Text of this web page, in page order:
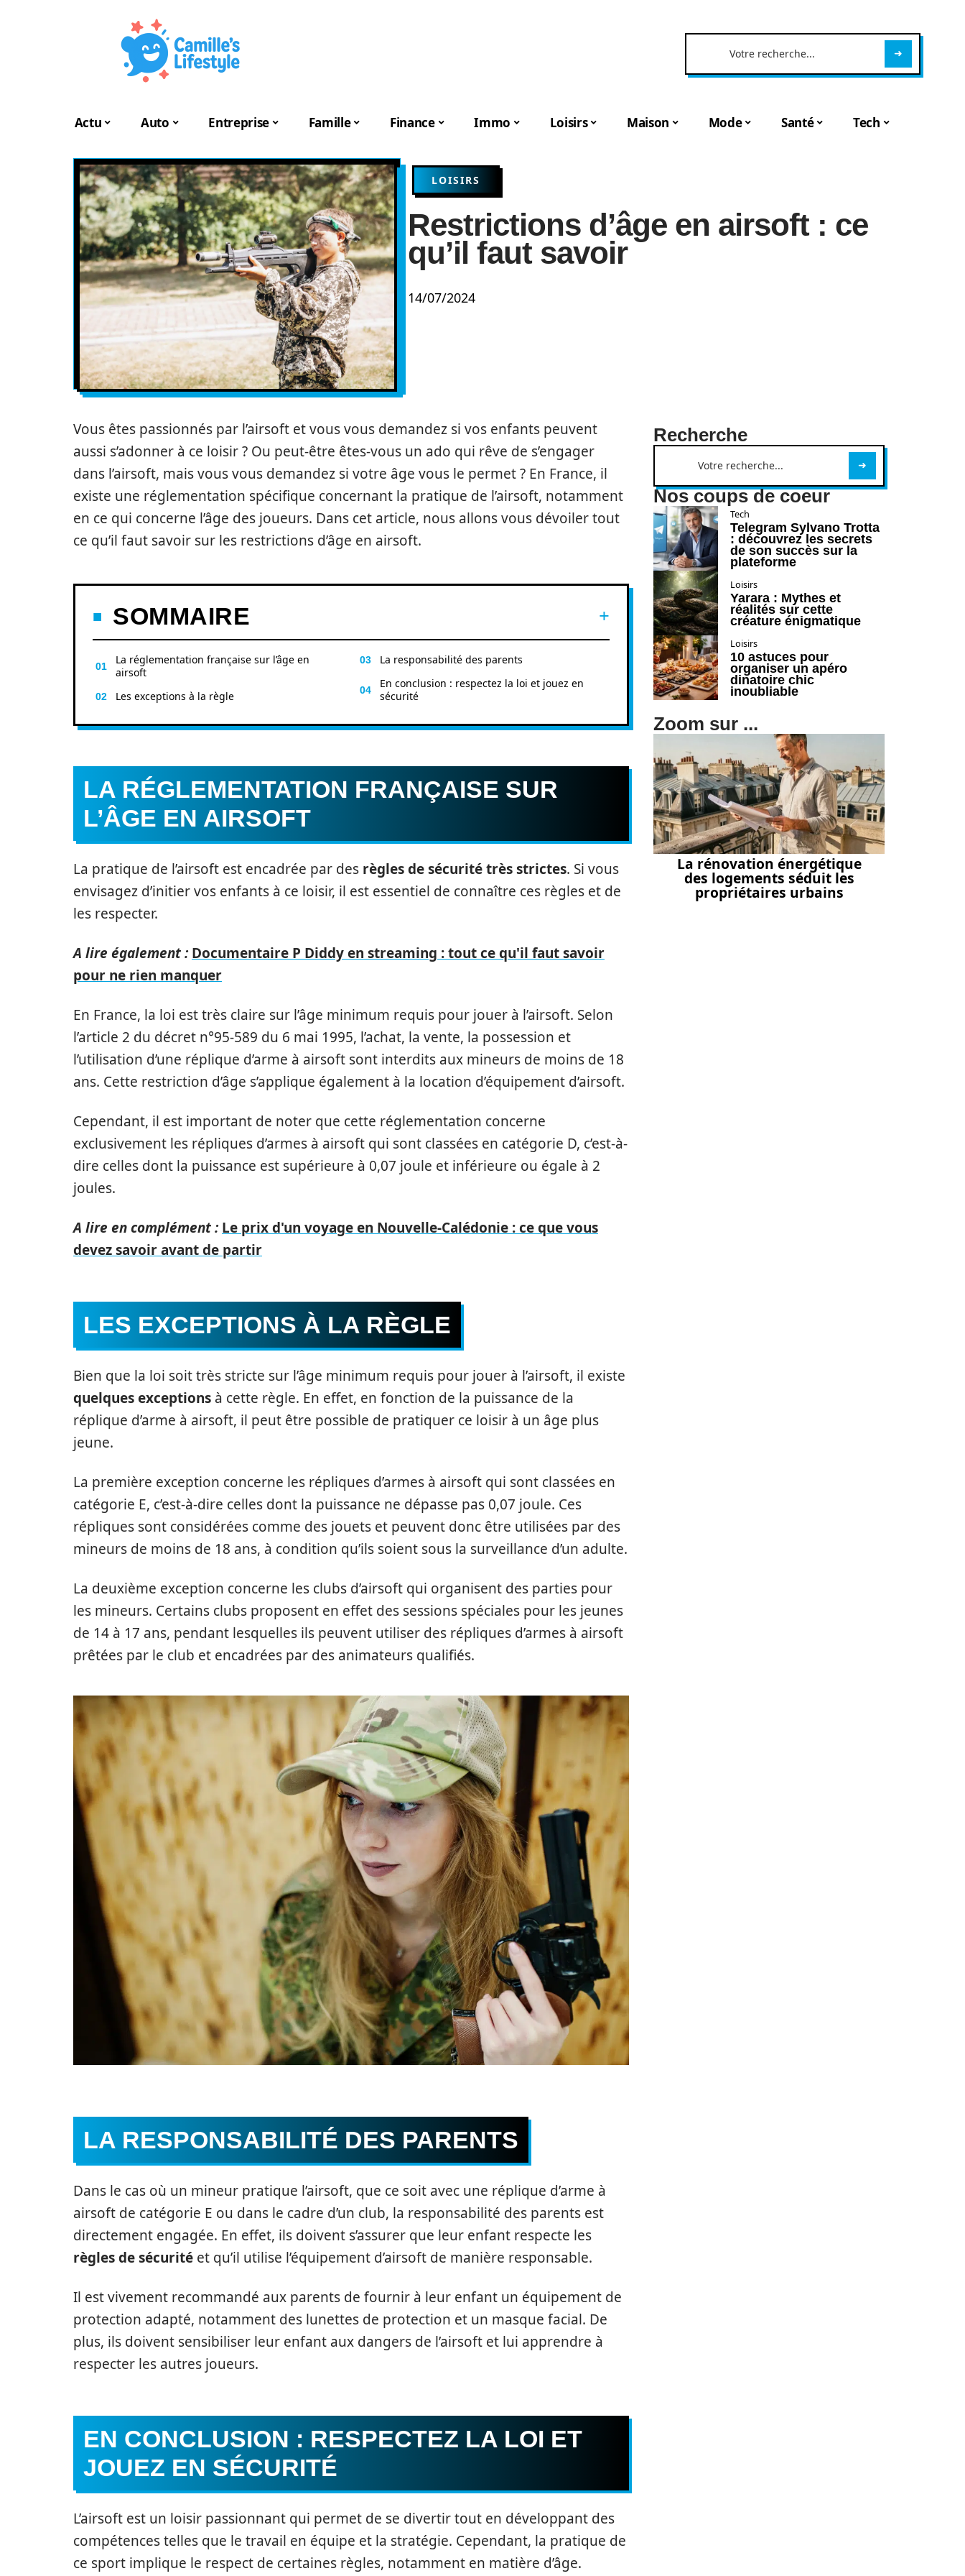
Actu Auto Entreprise Famille Finance Immo Loisirs Maison Mode Santé Tech
LOISIRS
Restrictions d’âge en airsoft : ce
qu’il faut savoir
14/07/2024
Vous êtes passionnés par l’airsoft et vous vous demandez si vos enfants peuvent
aussi s’adonner à ce loisir ? Ou peut-être êtes-vous un ado qui rêve de s’engager
dans l’airsoft, mais vous vous demandez si votre âge vous le permet ? En France, il
existe une réglementation spécifique concernant la pratique de l’airsoft, notamment
en ce qui concerne l’âge des joueurs. Dans cet article, nous allons vous dévoiler tout
ce qu’il faut savoir sur les restrictions d’âge en airsoft.
SOMMAIRE
La réglementation française sur l’âge en
airsoft
Les exceptions à la règle
La responsabilité des parents
En conclusion : respectez la loi et jouez en
sécurité
LA RÉGLEMENTATION FRANÇAISE SUR
L’ÂGE EN AIRSOFT
La pratique de l’airsoft est encadrée par des règles de sécurité très strictes. Si vous
envisagez d’initier vos enfants à ce loisir, il est essentiel de connaître ces règles et de
les respecter.
A lire également : Documentaire P Diddy en streaming : tout ce qu'il faut savoir
pour ne rien manquer
En France, la loi est très claire sur l’âge minimum requis pour jouer à l’airsoft. Selon
l’article 2 du décret n°95-589 du 6 mai 1995, l’achat, la vente, la possession et
l’utilisation d’une réplique d’arme à airsoft sont interdits aux mineurs de moins de 18
ans. Cette restriction d’âge s’applique également à la location d’équipement d’airsoft.
Cependant, il est important de noter que cette réglementation concerne
exclusivement les répliques d’armes à airsoft qui sont classées en catégorie D, c’est-à-
dire celles dont la puissance est supérieure à 0,07 joule et inférieure ou égale à 2
joules.
A lire en complément : Le prix d'un voyage en Nouvelle-Calédonie : ce que vous
devez savoir avant de partir
LES EXCEPTIONS À LA RÈGLE
Bien que la loi soit très stricte sur l’âge minimum requis pour jouer à l’airsoft, il existe
quelques exceptions à cette règle. En effet, en fonction de la puissance de la
réplique d’arme à airsoft, il peut être possible de pratiquer ce loisir à un âge plus
jeune.
La première exception concerne les répliques d’armes à airsoft qui sont classées en
catégorie E, c’est-à-dire celles dont la puissance ne dépasse pas 0,07 joule. Ces
répliques sont considérées comme des jouets et peuvent donc être utilisées par des
mineurs de moins de 18 ans, à condition qu’ils soient sous la surveillance d’un adulte.
La deuxième exception concerne les clubs d’airsoft qui organisent des parties pour
les mineurs. Certains clubs proposent en effet des sessions spéciales pour les jeunes
de 14 à 17 ans, pendant lesquelles ils peuvent utiliser des répliques d’armes à airsoft
prêtées par le club et encadrées par des animateurs qualifiés.
LA RESPONSABILITÉ DES PARENTS
Dans le cas où un mineur pratique l’airsoft, que ce soit avec une réplique d’arme à
airsoft de catégorie E ou dans le cadre d’un club, la responsabilité des parents est
directement engagée. En effet, ils doivent s’assurer que leur enfant respecte les
règles de sécurité et qu’il utilise l’équipement d’airsoft de manière responsable.
Il est vivement recommandé aux parents de fournir à leur enfant un équipement de
protection adapté, notamment des lunettes de protection et un masque facial. De
plus, ils doivent sensibiliser leur enfant aux dangers de l’airsoft et lui apprendre à
respecter les autres joueurs.
EN CONCLUSION : RESPECTEZ LA LOI ET
JOUEZ EN SÉCURITÉ
L’airsoft est un loisir passionnant qui permet de se divertir tout en développant des
compétences telles que le travail en équipe et la stratégie. Cependant, la pratique de
ce sport implique le respect de certaines règles, notamment en matière d’âge.
Recherche
Nos coups de coeur
Tech
Telegram Sylvano Trotta
: découvrez les secrets
de son succès sur la
plateforme
Loisirs
Yarara : Mythes et
réalités sur cette
créature énigmatique
Loisirs
10 astuces pour
organiser un apéro
dinatoire chic
inoubliable
Zoom sur ...
La rénovation énergétique
des logements séduit les
propriétaires urbains